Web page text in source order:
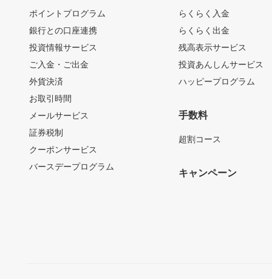
ポイントプログラム
銀行との口座連携
投資情報サービス
ご入金・ご出金
外貨決済
お取引時間
メールサービス
証券税制
クーポンサービス
バースデープログラム
らくらく入金
らくらく出金
残高表示サービス
投資あんしんサービス
ハッピープログラム
手数料
超割コース
キャンペーン